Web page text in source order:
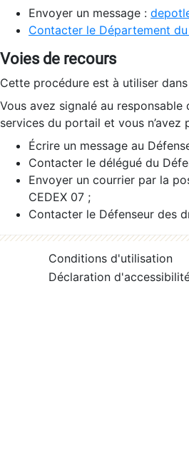
Envoyer un message :
Contacter le Département
Voies de recours
Cette procédure est à utiliser
Vous avez signalé au
services du portail et vous
Écrire un message au
Contacter le délégué du
Envoyer un courrier par la
CEDEX 07 ;
Contacter le Défenseur des
Conditions d'utilisation
Déclaration